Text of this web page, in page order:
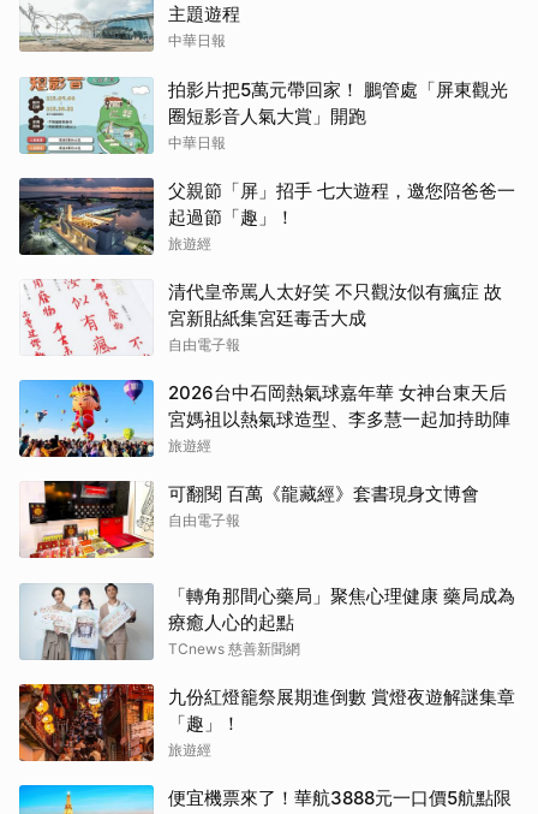
主題遊程
中華日報
拍影片把5萬元帶回家！ 鵬管處「屏東觀光
圈短影音人氣大賞」開跑
中華日報
父親節「屏」招手 七大遊程，邀您陪爸爸一
起過節「趣」！
旅遊經
清代皇帝罵人太好笑 不只觀汝似有瘋症 故
宮新貼紙集宮廷毒舌大成
自由電子報
2026台中石岡熱氣球嘉年華 女神台東天后
宮媽祖以熱氣球造型、李多慧一起加持助陣
旅遊經
可翻閱 百萬《龍藏經》套書現身文博會
自由電子報
「轉角那間心藥局」聚焦心理健康 藥局成為
療癒人心的起點
TCnews 慈善新聞網
九份紅燈籠祭展期進倒數 賞燈夜遊解謎集章
「趣」！
旅遊經
便宜機票來了！華航3888元一口價5航點限